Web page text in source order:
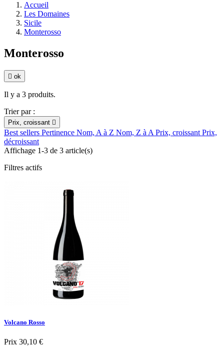
Accueil
Les Domaines
Sicile
Monterosso
Monterosso
 ok
Il y a 3 produits.
Trier par :
Prix, croissant 
Best sellers Pertinence Nom, A à Z Nom, Z à A Prix, croissant Prix,
décroissant
Affichage 1-3 de 3 article(s)
Filtres actifs
Volcano Rosso
Prix 30,10 €